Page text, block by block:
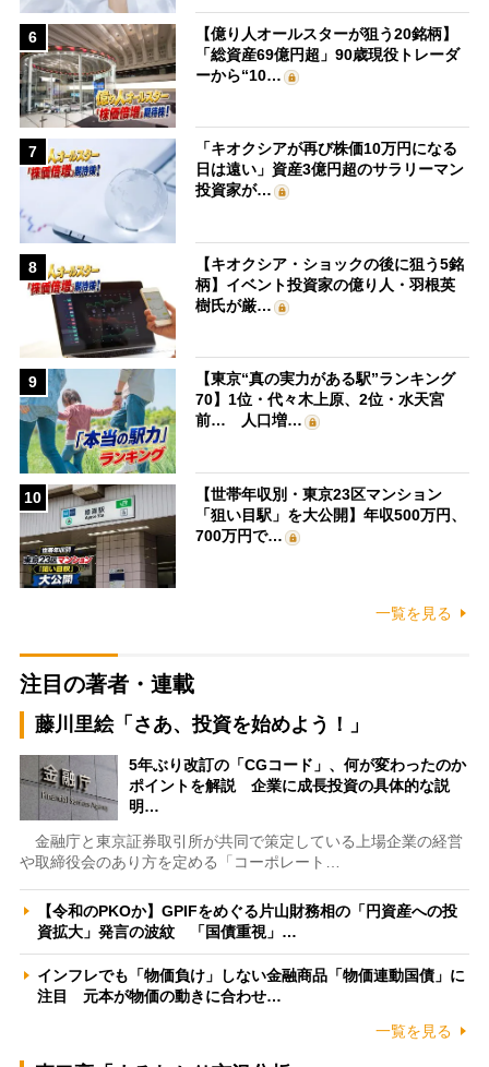
6
【億り人オールスターが狙う20銘柄】
「総資産69億円超」90歳現役トレーダ
ーから“10…
7
「キオクシアが再び株価10万円になる
日は遠い」資産3億円超のサラリーマン
投資家が…
8
【キオクシア・ショックの後に狙う5銘
柄】イベント投資家の億り人・羽根英
樹氏が厳…
9
【東京“真の実力がある駅”ランキング
70】1位・代々木上原、2位・水天宮
前… 人口増…
10
【世帯年収別・東京23区マンション
「狙い目駅」を大公開】年収500万円、
700万円で…
一覧を見る
注目の著者・連載
藤川里絵「さあ、投資を始めよう！」
5年ぶり改訂の「CGコード」、何が変わったのか
ポイントを解説 企業に成長投資の具体的な説
明…
金融庁と東京証券取引所が共同で策定している上場企業の経営
や取締役会のあり方を定める「コーポレート…
【令和のPKOか】GPIFをめぐる片山財務相の「円資産への投
資拡大」発言の波紋 「国債重視」…
インフレでも「物価負け」しない金融商品「物価連動国債」に
注目 元本が物価の動きに合わせ…
一覧を見る